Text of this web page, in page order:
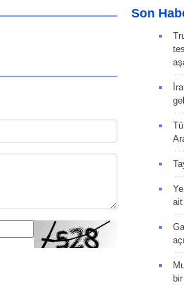
Son
ait